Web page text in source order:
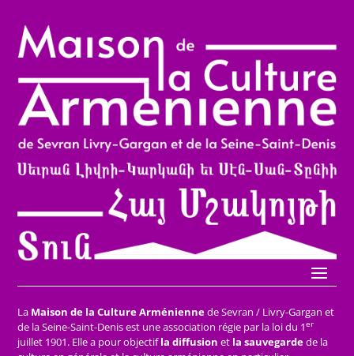
La Maison de la Culture Arméniennede Sevran / Livry-Gargan et
de la Seine-Saint-Denis est une association régie par la loi du 1er
juillet 1901. Elle a pour objectifla diffusion et la sauvegardede la